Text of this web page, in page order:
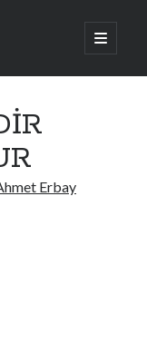
ana
menüyü
Erbay